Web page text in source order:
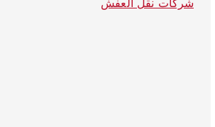
شركات نقل العفش